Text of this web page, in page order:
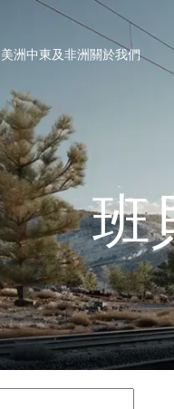
美洲中東及非洲關於我們
班